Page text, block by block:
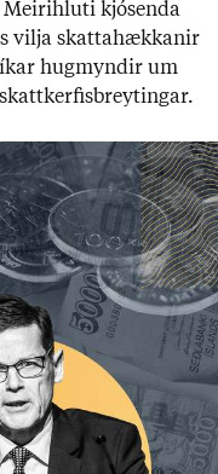
kjós­enda
vilja skatta­hækk­an­ir
hug­mynd­ir um